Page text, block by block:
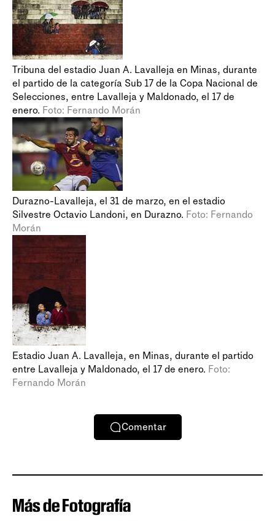
Tribuna del estadio Juan A. Lavalleja en Minas, durante
el partido de la categoría Sub 17 de la Copa Nacional de
Selecciones, entre Lavalleja y Maldonado, el 17 de
enero. Foto: Fernando Morán
Durazno-Lavalleja, el 31 de marzo, en el estadio
Silvestre Octavio Landoni, en Durazno. Foto: Fernando
Morán
Estadio Juan A. Lavalleja, en Minas, durante el partido
entre Lavalleja y Maldonado, el 17 de enero. Foto:
Fernando Morán
Comentar
Más de Fotografía